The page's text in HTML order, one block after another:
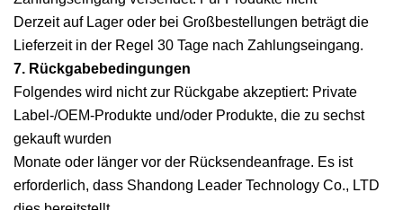
Derzeit auf Lager oder bei Großbestellungen beträgt die
Lieferzeit in der Regel 30 Tage nach Zahlungseingang.
7. Rückgabebedingungen
Folgendes wird nicht zur Rückgabe akzeptiert: Private
Label-/OEM-Produkte und/oder Produkte, die zu sechst
gekauft wurden
Monate oder länger vor der Rücksendeanfrage. Es ist
erforderlich, dass Shandong Leader Technology Co., LTD